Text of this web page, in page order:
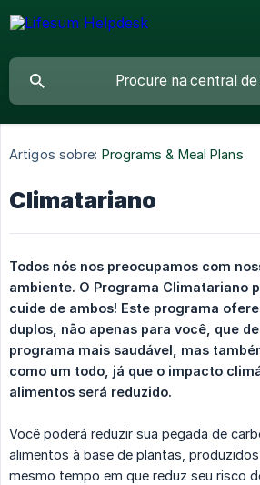
Artigos sobre: Programs & Meal Plans
Climatariano
Todos nós nos preocupamos com
ambiente. O Programa Climatariano
cuide de ambos! Este programa
duplos, não apenas para você, que
programa mais saudável, mas
como um todo, já que o impacto
alimentos será reduzido.
Você poderá reduzir sua pegada de
alimentos à base de plantas,
mesmo tempo em que reduz seu risco